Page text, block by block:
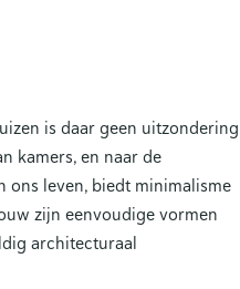
is daar geen uitzondering
kamers, en naar de
ons leven, biedt minimalisme
zijn eenvoudige vormen
architecturaal